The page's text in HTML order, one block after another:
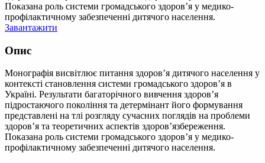
Показана роль системи громадського здоров’я у медико-
профілактичному забезпеченні дитячого населення.
Завантажити
Опис
Монографія висвітлює питання здоров’я дитячого населення у
контексті становлення системи громадського здоров’я в
Україні. Результати багаторічного вивчення здоров’я
підростаючого покоління та детермінант його формування
представлені на тлі розгляду сучасних поглядів на проблеми
здоров’я та теоретичних аспектів здоров’язбереження.
Показана роль системи громадського здоров’я у медико-
профілактичному забезпеченні дитячого населення.